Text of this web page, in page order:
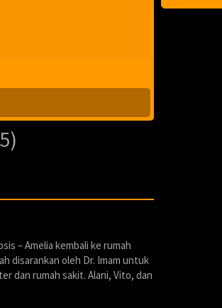
– Amelia kembali ke rumah
disarankan oleh Dr. Imam untuk
dan rumah sakit. Alani, Vito, dan